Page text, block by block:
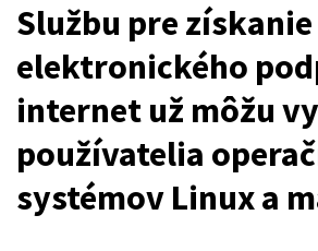
Službu pre získanie
elektronického
internet už môžu
používatelia
systémov Linux a